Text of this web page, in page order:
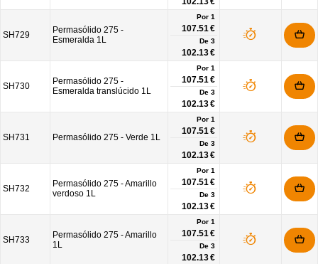
SH729
Permasólido 275 -
Esmeralda 1L
Por 1
107.51 €
De 3
102.13 €
SH730
Permasólido 275 -
Esmeralda translúcido 1L
Por 1
107.51 €
De 3
102.13 €
SH731 Permasólido 275 - Verde 1L
Por 1
107.51 €
De 3
102.13 €
SH732
Permasólido 275 - Amarillo
verdoso 1L
Por 1
107.51 €
De 3
102.13 €
SH733
Permasólido 275 - Amarillo
1L
Por 1
107.51 €
De 3
102.13 €